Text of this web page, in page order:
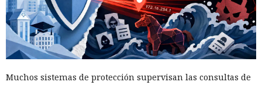
inmediato la información a la policía local.
fácil: hackers africanos usan IA
para enviar correos masivos
Muchos sistemas de protección supervisan las consultas de